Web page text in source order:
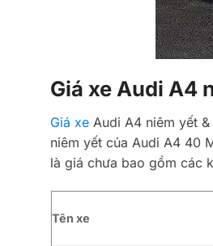
Giá xe Audi A4
Giá xe Audi A4 niêm yết
niêm yết của Audi A4 40
là giá chưa bao gồm các
Tên xe